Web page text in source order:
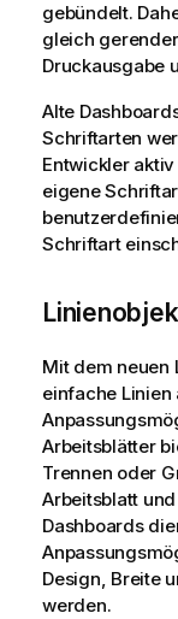
gebündelt.
gleich
Druckausgabe
Alte
Schriftarten
Entwickler
eigene
Schriftart
Mit dem neuen
einfache
Arbeitsblätter
Trennen oder
Arbeitsblatt
Dashboards
Design, Breite
werden.